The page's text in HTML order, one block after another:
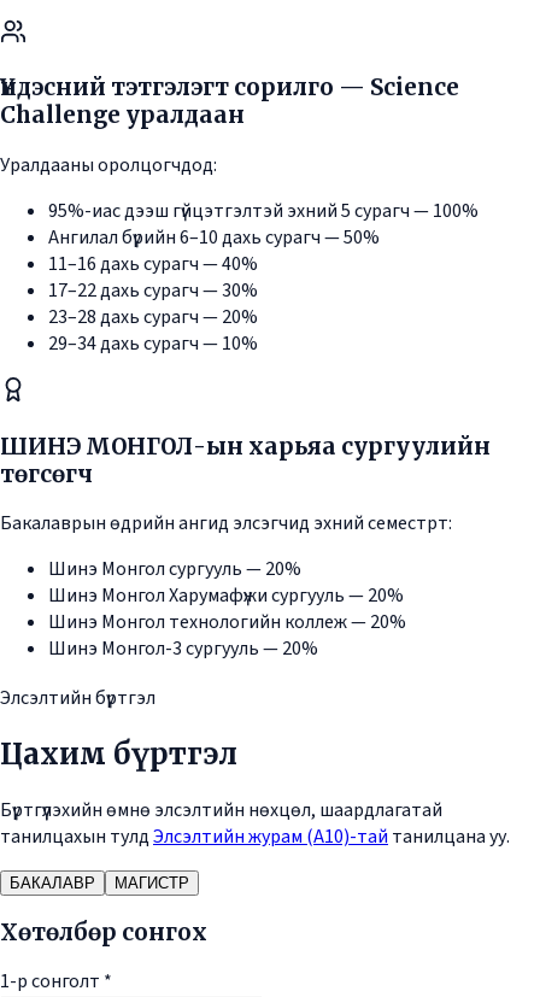
Үндэсний тэтгэлэгт сорилго — Science
Challenge уралдаан
Уралдааны оролцогчдод:
95%-иас дээш гүйцэтгэлтэй эхний 5 сурагч — 100%
Ангилал бүрийн 6–10 дахь сурагч — 50%
11–16 дахь сурагч — 40%
17–22 дахь сурагч — 30%
23–28 дахь сурагч — 20%
29–34 дахь сурагч — 10%
ШИНЭ МОНГОЛ-ын харьяа сургуулийн
төгсөгч
Бакалаврын өдрийн ангид элсэгчид эхний семестрт:
Шинэ Монгол сургууль — 20%
Шинэ Монгол Харумафүжи сургууль — 20%
Шинэ Монгол технологийн коллеж — 20%
Шинэ Монгол-3 сургууль — 20%
Элсэлтийн бүртгэл
Цахим бүртгэл
Бүртгүүлэхийн өмнө элсэлтийн нөхцөл, шаардлагатай
танилцахын тулдЭлсэлтийн журам (А10)-тай танилцана уу.
БАКАЛАВР МАГИСТР
Хөтөлбөр сонгох
1-р сонголт *